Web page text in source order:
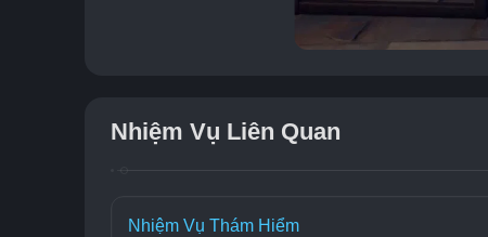
Nhiệm Vụ Liên Quan
Nhiệm Vụ Thám Hiểm